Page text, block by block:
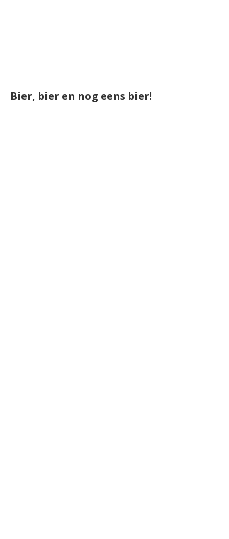
Bier, bier en nog eens bier!